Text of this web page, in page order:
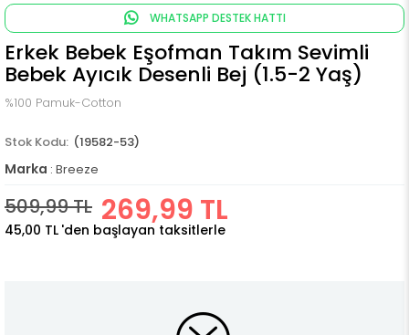
WHATSAPP DESTEK HATTI
Erkek Bebek Eşofman Takım Sevimli
Bebek Ayıcık Desenli Bej (1.5-2 Yaş)
%100 Pamuk-Cotton
(19582-53)
Marka : Breeze
509,99 TL 269,99 TL
45,00 TL 'den başlayan taksitlerle